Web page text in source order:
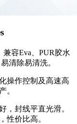
兼容Eva、PUR胶水
清除易清洗。
操作控制及高速高
。
，封线平直光滑。
性价比高。